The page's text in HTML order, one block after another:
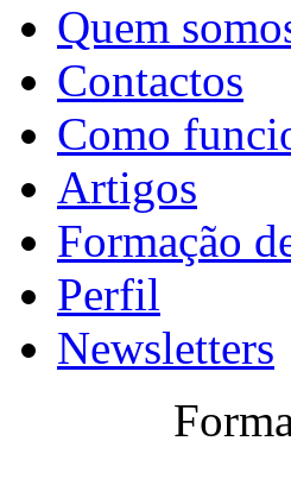
Quem
Contactos
Como
Artigos
Formação
Perfil
Newsletters